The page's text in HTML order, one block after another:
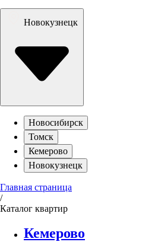
Новокузнецк
Новосибирск
Томск
Кемерово
Новокузнецк
Главная страница
/
Каталог квартир
Кемерово